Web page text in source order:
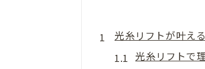
光糸リフトが叶え
光糸リフトで